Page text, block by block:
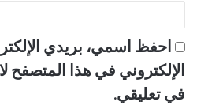
احفظ اسمي، بريدي
الإلكتروني في هذا المتصفح
في تعليقي.